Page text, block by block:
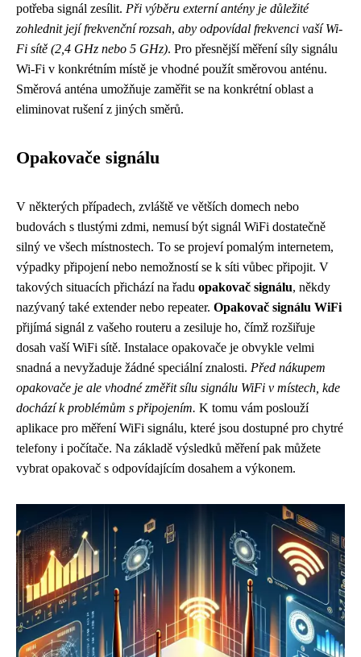
potřeba signál zesílit. Při výběru externí antény je důležité
zohlednit její frekvenční rozsah, aby odpovídal frekvenci vaší Wi-
Fi sítě (2,4 GHz nebo 5 GHz). Pro přesnější měření síly signálu
Wi-Fi v konkrétním místě je vhodné použít směrovou anténu.
Směrová anténa umožňuje zaměřit se na konkrétní oblast a
eliminovat rušení z jiných směrů.
Opakovače signálu
V některých případech, zvláště ve větších domech nebo
budovách s tlustými zdmi, nemusí být signál WiFi dostatečně
silný ve všech místnostech. To se projeví pomalým internetem,
výpadky připojení nebo nemožností se k síti vůbec připojit. V
takových situacích přichází na řadu opakovač signálu, někdy
nazývaný také extender nebo repeater. Opakovač signálu WiFi
přijímá signál z vašeho routeru a zesiluje ho, čímž rozšiřuje
dosah vaší WiFi sítě. Instalace opakovače je obvykle velmi
snadná a nevyžaduje žádné speciální znalosti. Před nákupem
opakovače je ale vhodné změřit sílu signálu WiFi v místech, kde
dochází k problémům s připojením. K tomu vám poslouží
aplikace pro měření WiFi signálu, které jsou dostupné pro chytré
telefony i počítače. Na základě výsledků měření pak můžete
vybrat opakovač s odpovídajícím dosahem a výkonem.